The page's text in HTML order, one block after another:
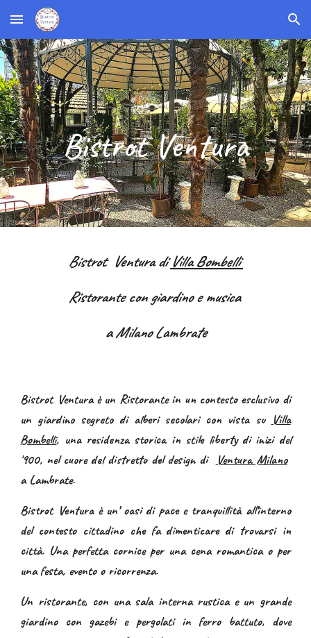
Skip to main content Skip to navigation
Bistrot Ventura
Bistrot Ventura diVilla Bombelli
Ristorante con giardino e musica
a Milano Lambrate
Bistrot Ventura è un Ristorantein un contesto esclusivo di
un giardino segreto di alberi secolari con vista su Villa
Bombelli, una residenza storica in stile liberty di inizi del
'900, nel cuore del distretto del design di Ventura Milano
a Lambrate.
Bistrot Ventura è un’ oasi di pace e tranquillità all’interno
del contesto cittadino che fa dimenticare di trovarsi in
città. Una perfetta cornice per una cena romantica o per
una festa, evento o ricorrenza.
Un ristorante, con una sala interna rustica e un grande
giardino con gazebi e pergolati in ferro battuto, dove